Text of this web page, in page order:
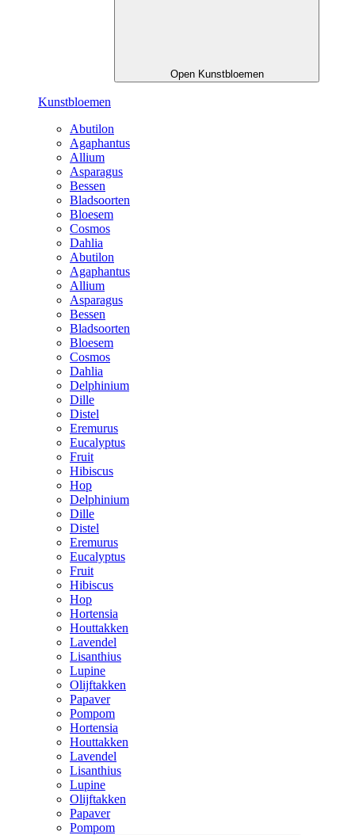
Open Kunstbloemen
Kunstbloemen
Abutilon
Agaphantus
Allium
Asparagus
Bessen
Bladsoorten
Bloesem
Cosmos
Dahlia
Abutilon
Agaphantus
Allium
Asparagus
Bessen
Bladsoorten
Bloesem
Cosmos
Dahlia
Delphinium
Dille
Distel
Eremurus
Eucalyptus
Fruit
Hibiscus
Hop
Delphinium
Dille
Distel
Eremurus
Eucalyptus
Fruit
Hibiscus
Hop
Hortensia
Houttakken
Lavendel
Lisanthius
Lupine
Olijftakken
Papaver
Pompom
Hortensia
Houttakken
Lavendel
Lisanthius
Lupine
Olijftakken
Papaver
Pompom